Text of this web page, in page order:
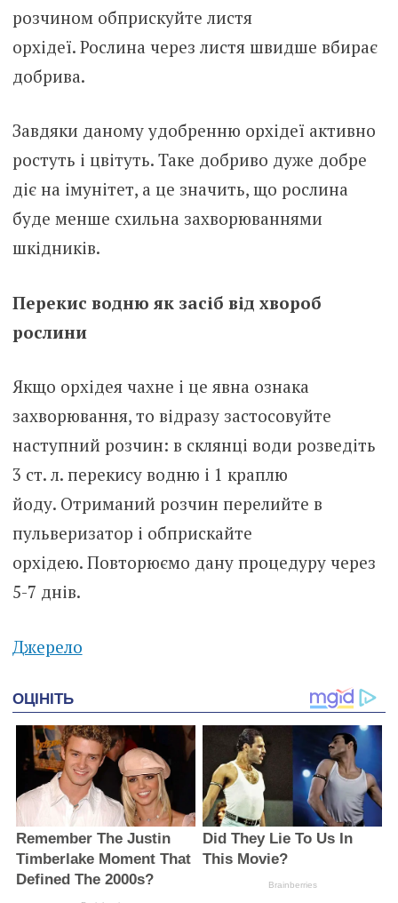
розчином обприскуйте листя
орхідеї. Рослина через листя швидше вбирає
добрива.
Завдяки даному удобренню орхідеї активно
ростуть і цвітуть. Таке добриво дуже добре
діє на імунітет, а це значить, що рослина
буде менше схильна захворюваннями
шкідників.
Перекис водню як засіб від хвороб
рослини
Якщо орхідея чахне і це явна ознака
захворювання, то відразу застосовуйте
наступний розчин: в склянці води розведіть
3 ст. л. перекису водню і 1 краплю
йоду. Отриманий розчин перелийте в
пульверизатор і обприскайте
орхідею. Повторюємо дану процедуру через
5-7 днів.
Джерело